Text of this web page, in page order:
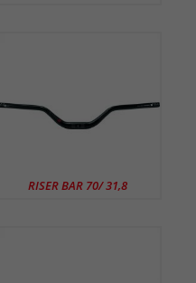
RISER BAR 70/ 31,8